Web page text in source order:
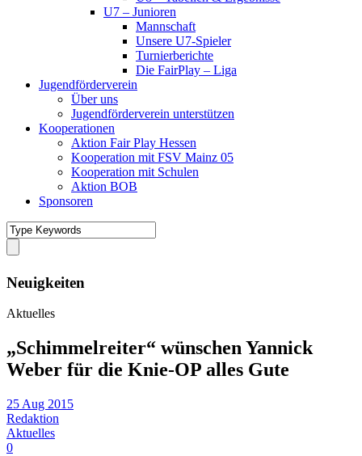
U7 – Junioren
Mannschaft
Unsere U7-Spieler
Turnierberichte
Die FairPlay – Liga
Jugendförderverein
Über uns
Jugendförderverein unterstützen
Kooperationen
Aktion Fair Play Hessen
Kooperation mit FSV Mainz 05
Kooperation mit Schulen
Aktion BOB
Sponsoren
Neuigkeiten
Aktuelles
„Schimmelreiter“ wünschen Yannick
Weber für die Knie-OP alles Gute
25 Aug 2015
Redaktion
Aktuelles
0